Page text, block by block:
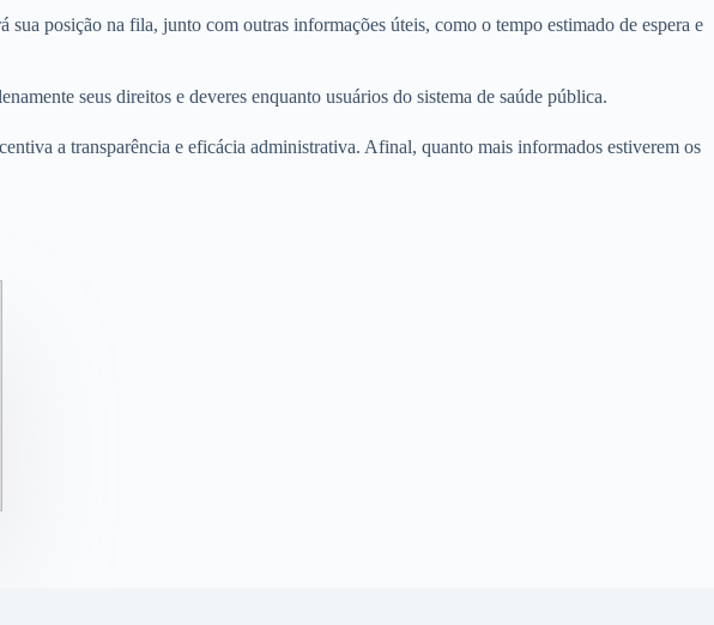
sua posição na fila, junto com outras informações úteis, como o tempo estimado de espera e
seus direitos e deveres enquanto usuários do sistema de saúde pública.
a transparência e eficácia administrativa. Afinal, quanto mais informados estiverem os